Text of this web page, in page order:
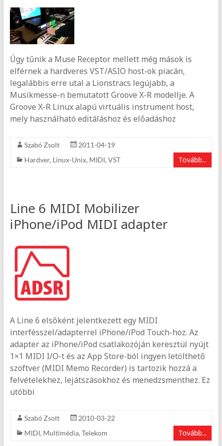
Úgy tűnik a Muse Receptor mellett még mások is
elférnek a hardveres VST/ASIO host-ok piacán,
legalábbis erre utal a Lionstracs legújabb, a
Musikmesse-n bemutatott Groove X-R modellje. A
Groove X-R Linux alapú virtuális instrument host,
mely használható editáláshoz és előadáshoz
Szabó Zsolt
2011-04-19
Hardver, Linux-Unix, MIDI, VST Tovább...
Line 6 MIDI Mobilizer
iPhone/iPod MIDI adapter
A Line 6 elsőként jelentkezett egy MIDI
interfésszel/adapterrel iPhone/iPod Touch-hoz. Az
adapter az iPhone/iPod csatlakozóján keresztül nyújt
1×1 MIDI I/O-t és az App Store-ból ingyen letölthető
szoftver (MIDI Memo Recorder) is tartozik hozzá a
felvételekhez, lejátszásokhoz és menedzsmenthez. Ez
utóbbi
Szabó Zsolt
2010-03-22
MIDI, Multimédia, Telekom Tovább...